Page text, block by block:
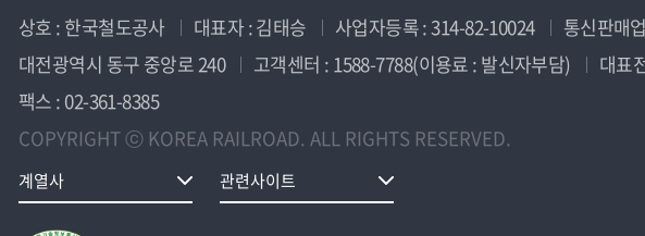
상호 : 한국철도공사 대표자 : 김태승 사업자등록 : 314-82-10024
통신판매
대전광역시 동구 중앙로 240
고객센터 : 1588-7788(이용료 : 발신자부담)
대표
팩스 : 02-361-8385
COPYRIGHT ⓒ KOREA RAILROAD. ALL RIGHTS RESERVED.
계열사 관련사이트